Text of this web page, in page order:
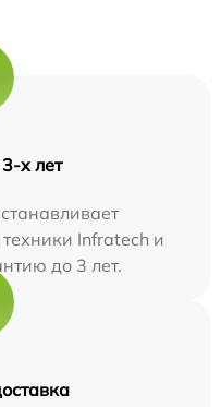
х лет
Infratech и
до 3 лет.